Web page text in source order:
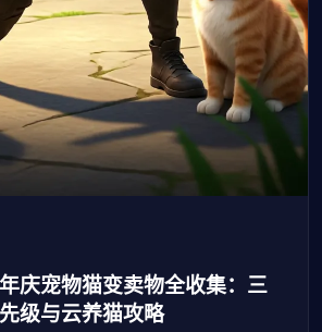
庆宠物猫变卖物全收集：三
级与云养猫攻略